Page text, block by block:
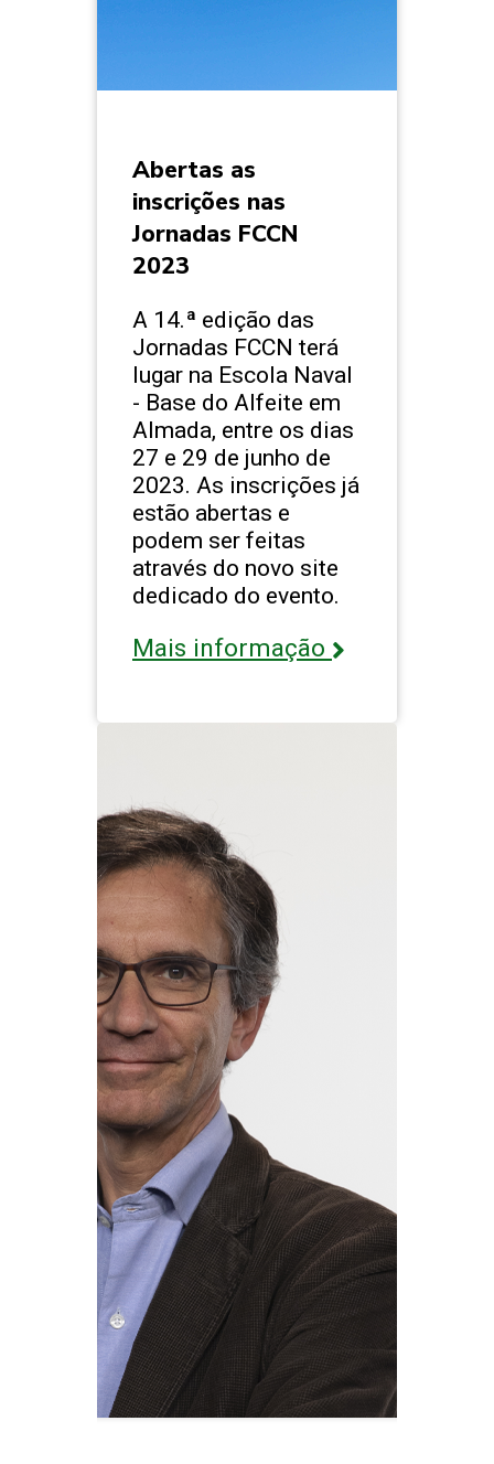
Abertas as
inscrições nas
Jornadas FCCN
2023
A 14.ª edição das
Jornadas FCCN terá
lugar na Escola Naval
- Base do Alfeite em
Almada, entre os dias
27 e 29 de junho de
2023. As inscrições já
estão abertas e
podem ser feitas
através do novo site
dedicado do evento.
Mais informação